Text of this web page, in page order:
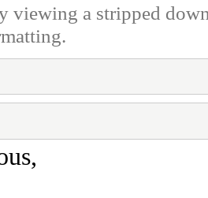
viewing a stripped